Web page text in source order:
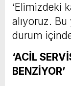
‘Elimizdeki
alıyoruz.
durum
‘ACİL
BENZİYOR’